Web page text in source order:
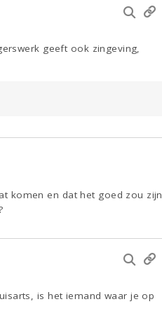
geeft ook zingeving,
komen en dat het goed zou zijn
is het iemand waar je op